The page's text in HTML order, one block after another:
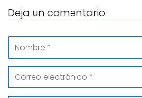
Deja un comentario